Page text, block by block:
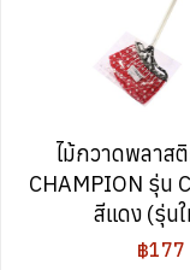
ไม้กวาดพลาส
CHAMPION รุ่น
สีแดง (รุ่น
฿177